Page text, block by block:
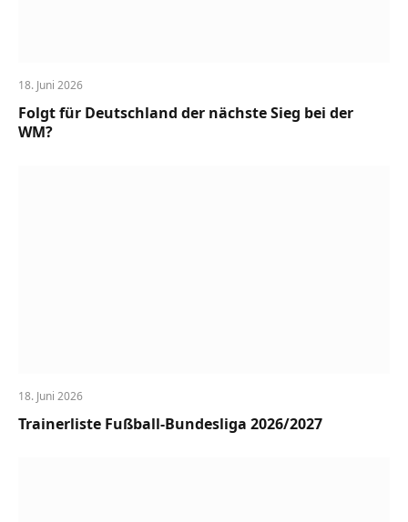
18. Juni 2026
Folgt für Deutschland der nächste Sieg bei der
WM?
18. Juni 2026
Trainerliste Fußball-Bundesliga 2026/2027